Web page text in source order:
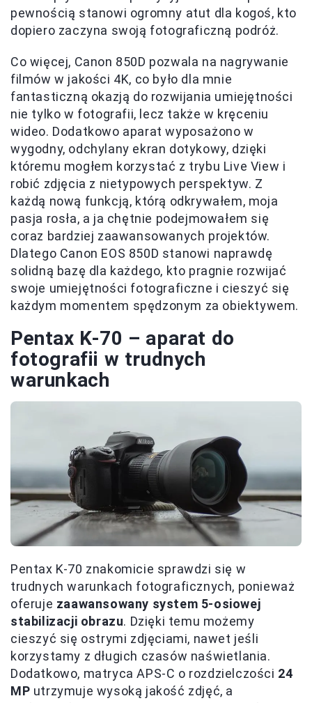
pewnością stanowi ogromny atut dla kogoś, kto
dopiero zaczyna swoją fotograficzną podróż.
Co więcej, Canon 850D pozwala na nagrywanie
filmów w jakości 4K, co było dla mnie
fantasticzną okazją do rozwijania umiejętności
nie tylko w fotografii, lecz także w kręceniu
wideo. Dodatkowo aparat wyposażono w
wygodny, odchylany ekran dotykowy, dzięki
któremu mogłem korzystać z trybu Live View i
robić zdjęcia z nietypowych perspektyw. Z
każdą nową funkcją, którą odkrywałem, moja
pasja rosła, a ja chętnie podejmowałem się
coraz bardziej zaawansowanych projektów.
Dlatego Canon EOS 850D stanowi naprawdę
solidną bazę dla każdego, kto pragnie rozwijać
swoje umiejętności fotograficzne i cieszyć się
każdym momentem spędzonym za obiektywem.
Pentax K-70 – aparat do
fotografii w trudnych
warunkach
Pentax K-70 znakomicie sprawdzi się w
trudnych warunkach fotograficznych, ponieważ
oferuje zaawansowany system 5-osiowej
stabilizacji obrazu. Dzięki temu możemy
cieszyć się ostrymi zdjęciami, nawet jeśli
korzystamy z długich czasów naświetlania.
Dodatkowo, matryca APS-C o rozdzielczości 24
MP utrzymuje wysoką jakość zdjęć, a